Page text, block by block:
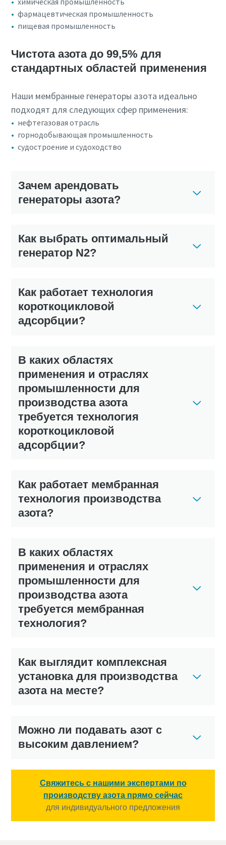
фармацевтическая промышленность
пищевая промышленность
Чистота азота до 99,5% для
стандартных областей применения
Наши мембранные генераторы азота идеально
подходят для следующих сфер применения:
нефтегазовая отрасль
горнодобывающая промышленность
судостроение и судоходство
Зачем арендовать
генераторы азота?
Как выбрать оптимальный
генератор N2?
Как работает технология
короткоцикловой
адсорбции?
В каких областях
применения и отраслях
промышленности для
производства азота
требуется технология
короткоцикловой
адсорбции?
Как работает мембранная
технология производства
азота?
В каких областях
применения и отраслях
промышленности для
производства азота
требуется мембранная
технология?
Как выглядит комплексная
установка для производства
азота на месте?
Можно ли подавать азот с
высоким давлением?
Свяжитесь с нашими экспертами по
производству азота прямо сейчас
для индивидуального предложения